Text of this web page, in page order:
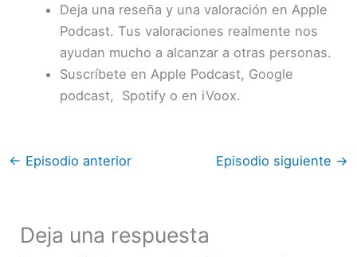
Deja una reseña y una valoración en Apple
Podcast. Tus valoraciones realmente nos
ayudan mucho a alcanzar a otras personas.
Suscríbete en Apple Podcast, Google
podcast, Spotify o en iVoox.
← Episodio anterior Episodio siguiente →
Deja una respuesta